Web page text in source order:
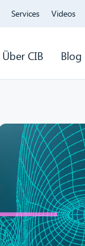
Services Videos
Über CIB Blog